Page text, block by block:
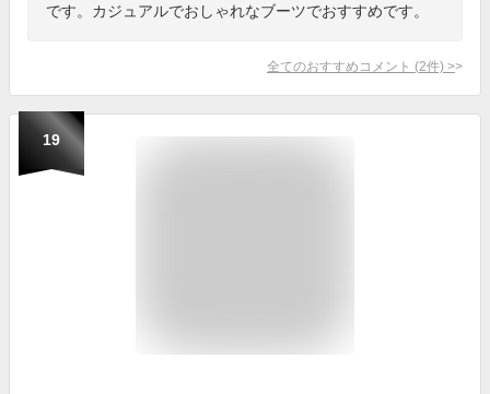
です。カジュアルでおしゃれなブーツでおすすめです。
全てのおすすめコメント (2件) >
19